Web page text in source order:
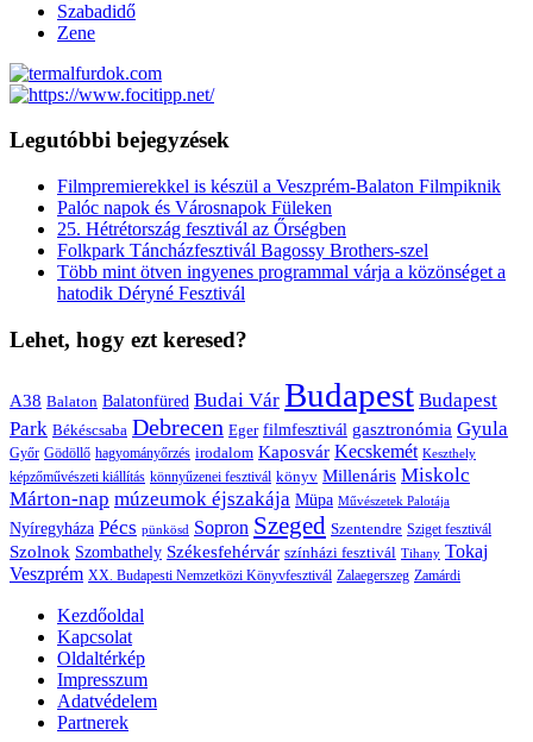
Szabadidő
Zene
Legutóbbi bejegyzések
Filmpremierekkel is készül a Veszprém-Balaton Filmpiknik
Palóc napok és Városnapok Füleken
25. Hétrétország fesztivál az Őrségben
Folkpark Táncházfesztivál Bagossy Brothers-szel
Több mint ötven ingyenes programmal várja a közönséget a
hatodik Déryné Fesztivál
Lehet, hogy ezt keresed?
A38 Balaton Balatonfüred Budai Vár Budapest Budapest
Park Békéscsaba Debrecen Eger filmfesztivál gasztronómia Gyula
Győr Gödöllő hagyományőrzés irodalom Kaposvár Kecskemét Keszthely
képzőművészeti kiállítás könnyűzenei fesztivál könyv Millenáris Miskolc
Márton-nap múzeumok éjszakája Müpa Művészetek Palotája
Nyíregyháza Pécs pünkösd Sopron Szeged Szentendre Sziget fesztivál
Szolnok Szombathely Székesfehérvár színházi fesztivál Tihany Tokaj
Veszprém XX. Budapesti Nemzetközi Könyvfesztivál Zalaegerszeg Zamárdi
Kezdőoldal
Kapcsolat
Oldaltérkép
Impresszum
Adatvédelem
Partnerek